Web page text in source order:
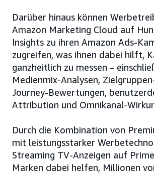
Darüber hinaus können
Amazon Marketing Cloud auf
Insights zu ihren Amazon Ads-
zugreifen, was ihnen dabei hilft,
ganzheitlich zu messen –
Medienmix-Analysen,
Journey-Bewertungen,
Attribution und Omnikanal-
Durch die Kombination von
mit leistungsstarker
Streaming TV-Anzeigen auf
Marken dabei helfen, Millionen